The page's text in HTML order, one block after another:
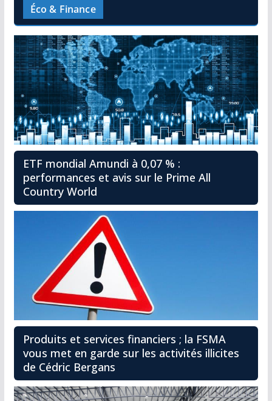
Éco & Finance
ETF mondial Amundi à 0,07 % :
performances et avis sur le Prime All
Country World
Produits et services financiers ; la FSMA
vous met en garde sur les activités illicites
de Cédric Bergans